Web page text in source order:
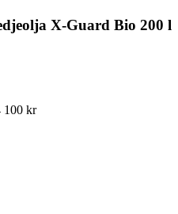
X-Guard Bio 200 l
100 kr